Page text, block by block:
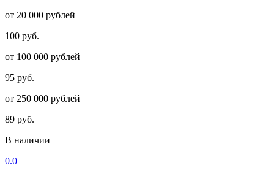
от 20 000 рублей
100 руб.
от 100 000 рублей
95 руб.
от 250 000 рублей
89 руб.
В наличии
0.0